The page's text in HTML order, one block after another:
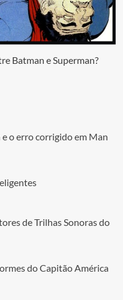
Batman e Superman?
o erro corrigido em Man
de Trilhas Sonoras do
do Capitão América